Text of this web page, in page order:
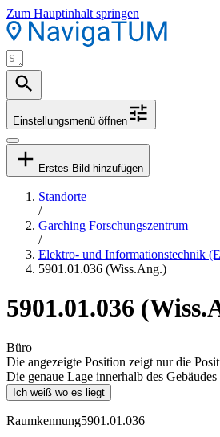
Zum Hauptinhalt springen
Einstellungsmenü öffnen
Erstes Bild hinzufügen
Standorte
/
Garching Forschungszentrum
/
Elektro- und Informationstechnik
5901.01.036 (Wiss.Ang.)
5901.01.036
Büro
Die angezeigte Position zeigt nur die
Die genaue Lage innerhalb des
Ich weiß wo es liegt
Raumkennung5901.01.036